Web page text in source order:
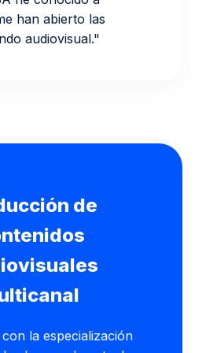
han abierto las
audiovisual."
de
la especialización